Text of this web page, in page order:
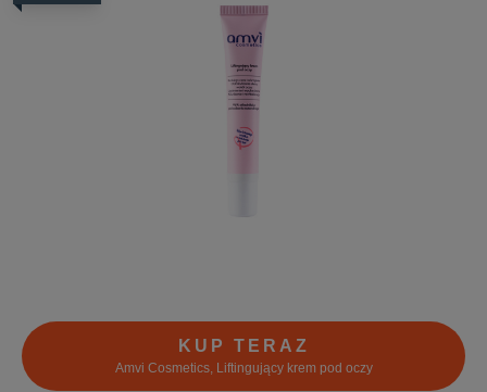
KUP TERAZ
Amvi Cosmetics, Liftingujący krem pod oczy